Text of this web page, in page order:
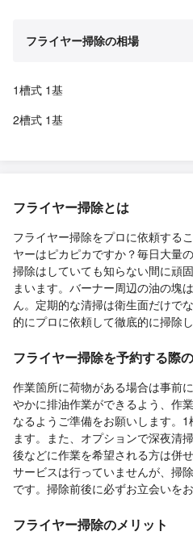
フライヤー掃除の相場
1槽式 1基
2槽式 1基
フライヤー掃除とは
フライヤー掃除をプロに依頼する
ヤーはピカピカですか？毎日大量
掃除はしていても知らない間に頑
まいます。バーナー周辺の油の塊
ん。定期的な清掃は衛生面だけで
的にプロに依頼して徹底的に掃除
フライヤー掃除を予約する際
作業箇所に荷物がある場合は事前
やかに排油作業ができるよう、作
なるようご準備をお願いします。
ます。また、オプションで深夜清
後などに作業を希望される方は併
サービスは行っていませんが、掃
です。掃除前後に必ずお立会いを
フライヤー掃除のメリット